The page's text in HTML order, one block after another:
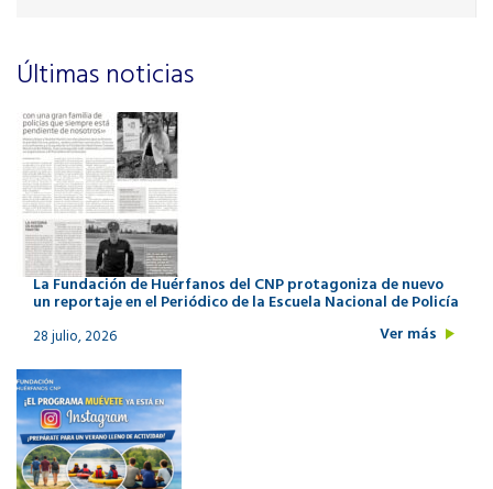
Últimas noticias
La Fundación de Huérfanos del CNP protagoniza de nuevo
un reportaje en el Periódico de la Escuela Nacional de Policía
28 julio, 2026 Ver más